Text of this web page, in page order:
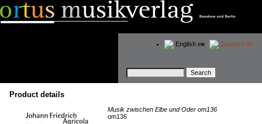
Keywords
Deutsch de
English en
Product details
Musik zwischen Elbe und Oder om136
om136